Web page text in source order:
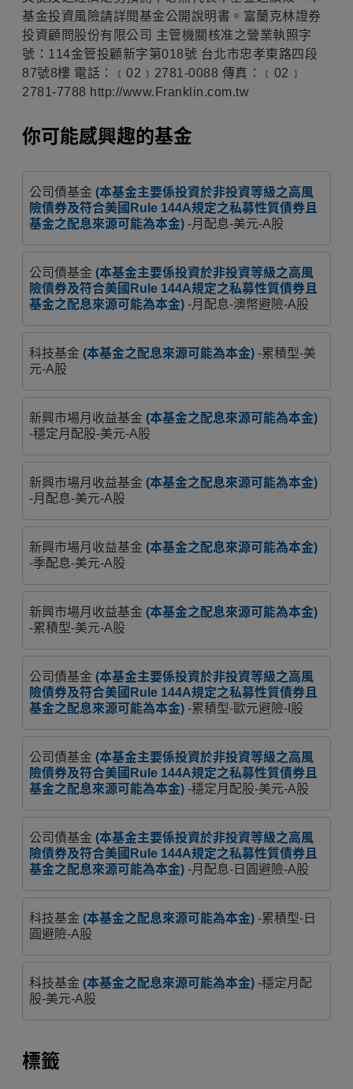
基金投資風險請詳閱基金公開說明書。富蘭克林證券
投資顧問股份有限公司 主管機關核准之營業執照字
號：114金管投顧新字第018號 台北市忠孝東路四段
87號8樓 電話：﹝02﹞2781-0088 傳真：﹝02﹞
2781-7788 http://www.Franklin.com.tw
你可能感興趣的基金
公司債基金 (本基金主要係投資於非投資等級之高風
險債券及符合美國Rule 144A規定之私募性質債券且
基金之配息來源可能為本金) -月配息-美元-A股
公司債基金 (本基金主要係投資於非投資等級之高風
險債券及符合美國Rule 144A規定之私募性質債券且
基金之配息來源可能為本金) -月配息-澳幣避險-A股
科技基金 (本基金之配息來源可能為本金) -累積型-美
元-A股
新興市場月收益基金 (本基金之配息來源可能為本金)
-穩定月配股-美元-A股
新興市場月收益基金 (本基金之配息來源可能為本金)
-月配息-美元-A股
新興市場月收益基金 (本基金之配息來源可能為本金)
-季配息-美元-A股
新興市場月收益基金 (本基金之配息來源可能為本金)
-累積型-美元-A股
公司債基金 (本基金主要係投資於非投資等級之高風
險債券及符合美國Rule 144A規定之私募性質債券且
基金之配息來源可能為本金) -累積型-歐元避險-I股
公司債基金 (本基金主要係投資於非投資等級之高風
險債券及符合美國Rule 144A規定之私募性質債券且
基金之配息來源可能為本金) -穩定月配股-美元-A股
公司債基金 (本基金主要係投資於非投資等級之高風
險債券及符合美國Rule 144A規定之私募性質債券且
基金之配息來源可能為本金) -月配息-日圓避險-A股
科技基金 (本基金之配息來源可能為本金) -累積型-日
圓避險-A股
科技基金 (本基金之配息來源可能為本金) -穩定月配
股-美元-A股
標籤